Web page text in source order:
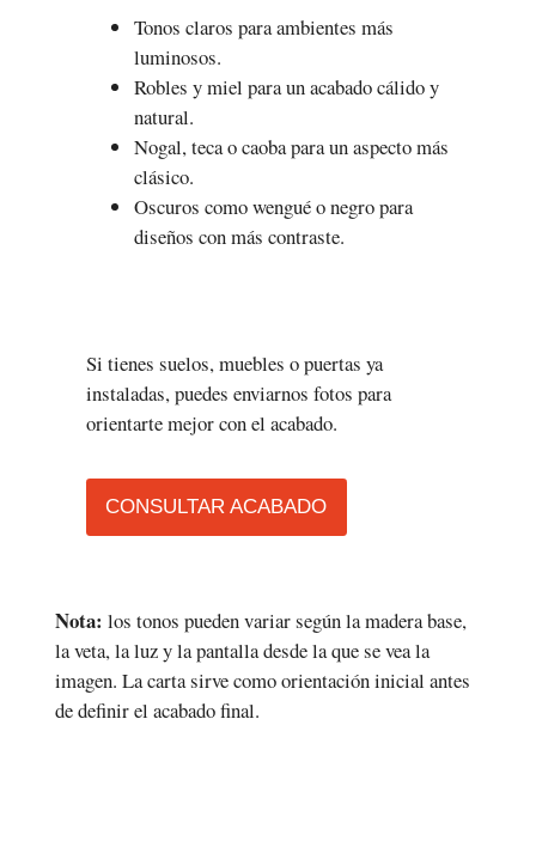
Tonos claros para ambientes más
luminosos.
Robles y miel para un acabado cálido y
natural.
Nogal, teca o caoba para un aspecto más
clásico.
Oscuros como wengué o negro para
diseños con más contraste.
Si tienes suelos, muebles o puertas ya
instaladas, puedes enviarnos fotos para
orientarte mejor con el acabado.
CONSULTAR ACABADO
Nota: los tonos pueden variar según la madera base,
la veta, la luz y la pantalla desde la que se vea la
imagen. La carta sirve como orientación inicial antes
de definir el acabado final.